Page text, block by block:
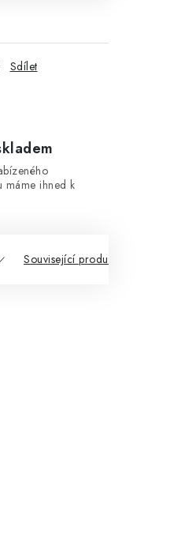
Sdílet
máme ihned k
Související produkty